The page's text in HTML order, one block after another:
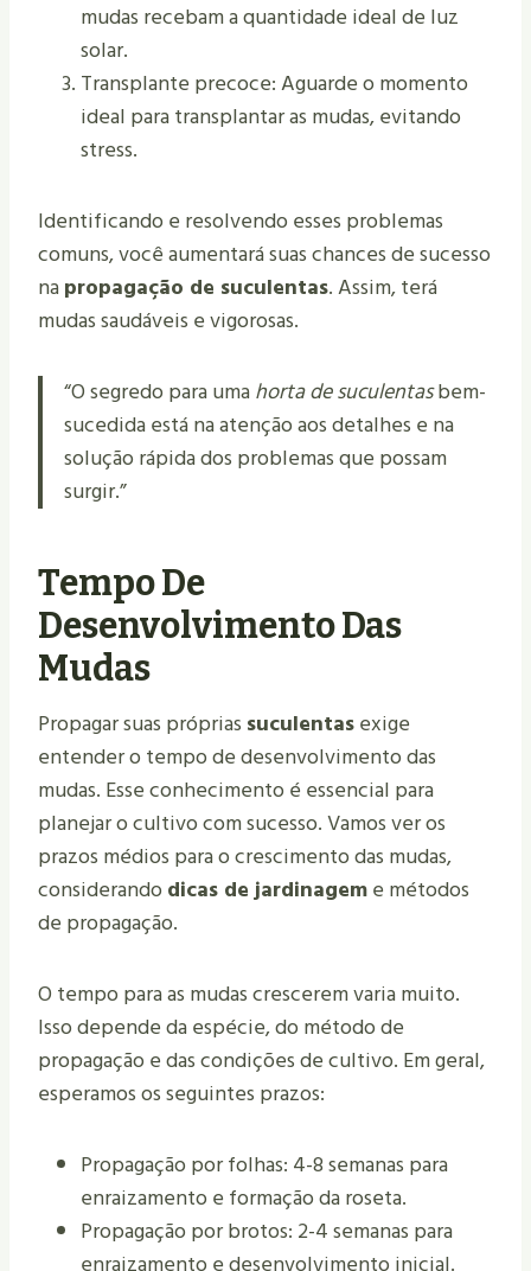
mudas recebam a quantidade ideal de luz
solar.
Transplante precoce: Aguarde o momento
ideal para transplantar as mudas, evitando
stress.
Identificando e resolvendo esses problemas
comuns, você aumentará suas chances de sucesso
napropagação de suculentas. Assim, terá
mudas saudáveis e vigorosas.
“O segredo para umahorta de suculentasbem-
sucedida está na atenção aos detalhes e na
solução rápida dos problemas que possam
surgir.”
Tempo De
Desenvolvimento Das
Mudas
Propagar suas próprias suculentasexige
entender o tempo de desenvolvimento das
mudas. Esse conhecimento é essencial para
planejar o cultivo com sucesso. Vamos ver os
prazos médios para o crescimento das mudas,
considerandodicas de jardinageme métodos
de propagação.
O tempo para as mudas crescerem varia muito.
Isso depende da espécie, do método de
propagação e das condições de cultivo. Em geral,
esperamos os seguintes prazos:
Propagação por folhas: 4-8 semanas para
enraizamento e formação da roseta.
Propagação por brotos: 2-4 semanas para
enraizamento e desenvolvimento inicial.